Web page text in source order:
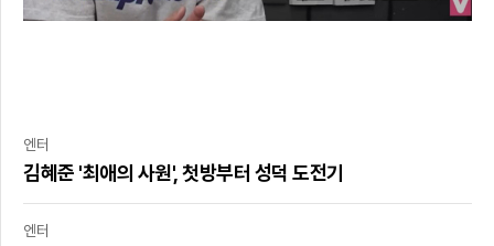
엔터
김혜준 '최애의 사원', 첫방부터 성덕 도전기
엔터